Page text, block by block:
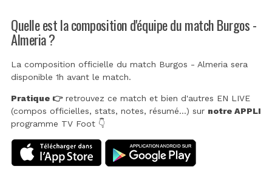
Quelle est la composition d'équipe du match Burgos -
Almeria ?
La composition officielle du match Burgos - Almeria sera
disponible 1h avant le match.
Pratique 👉retrouvez ce match et bien d'autres EN LIVE
(compos officielles, stats, notes, résumé...) sur notre APPLI
programme TV Foot 👇